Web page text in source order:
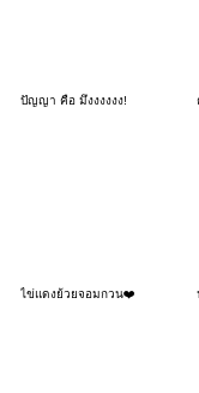
ปัญญา คือ มึงงงงงง!
ไข่แดงย้วยจอมกวน❤️